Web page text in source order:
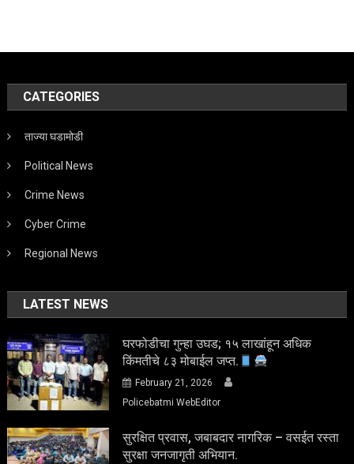
CATEGORIES
ताज्या घडामोडी
Political News
Crime News
Cyber Crime
Regional News
LATEST NEWS
घरफोडीचा गुन्हा उघड; १५ लाखांहून अधिक
किंमतीचे ८३ मोबाईल जप्त.
February 21, 2026
Policebatmi WebEditor
सुरक्षित प्रवास, जबाबदार नागरिक – वसईत रस्ता
सुरक्षा जनजागृती अभियान.